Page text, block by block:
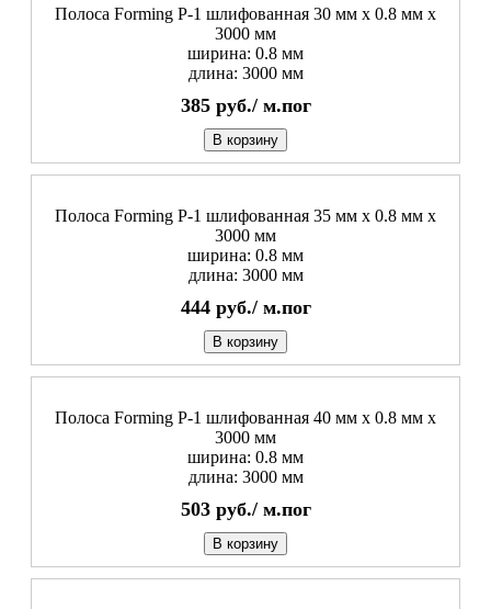
Полоса Forming P-1 шлифованная 30 мм x 0.8 мм х
3000 мм
ширина: 0.8 мм
длина: 3000 мм
385 руб./ м.пог
В корзину
Полоса Forming P-1 шлифованная 35 мм x 0.8 мм х
3000 мм
ширина: 0.8 мм
длина: 3000 мм
444 руб./ м.пог
В корзину
Полоса Forming P-1 шлифованная 40 мм x 0.8 мм х
3000 мм
ширина: 0.8 мм
длина: 3000 мм
503 руб./ м.пог
В корзину